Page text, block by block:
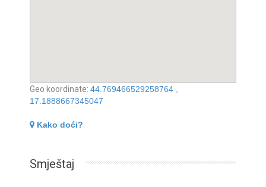
Geo koordinate: 44.769466529258764 ,
17.1888667345047
Kako doći?
Smještaj